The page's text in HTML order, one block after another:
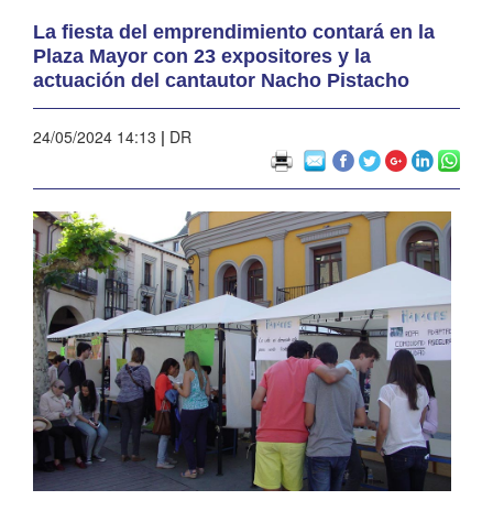
La fiesta del emprendimiento contará en la
Plaza Mayor con 23 expositores y la
actuación del cantautor Nacho Pistacho
24/05/2024 14:13 | DR